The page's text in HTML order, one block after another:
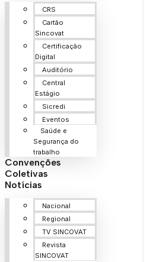
CRS
Cartão
Sincovat
Certificação
Digital
Auditório
Central
Estágio
Sicredi
Eventos
Saúde e
Segurança do
trabalho
Convenções
Coletivas
Notícias
Nacional
Regional
TV SINCOVAT
Revista
SINCOVAT